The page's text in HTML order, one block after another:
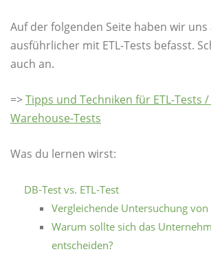
Auf der folgenden Seite haben wir uns
ausführlicher mit ETL-Tests befasst.
auch an.
=>Tipps und Techniken für ETL-Tests
Warehouse-Tests
Was du lernen wirst:
DB-Test vs. ETL-Test
Vergleichende Untersuchung von
Warum sollte sich das
entscheiden?